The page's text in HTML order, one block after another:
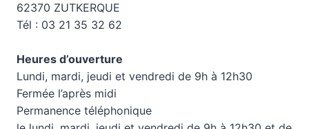
62370 ZUTKERQUE
Tél : 03 21 35 32 62
Heures d’ouverture
Lundi, mardi, jeudi et vendredi de 9h à 12h30
Fermée l’après midi
Permanence téléphonique